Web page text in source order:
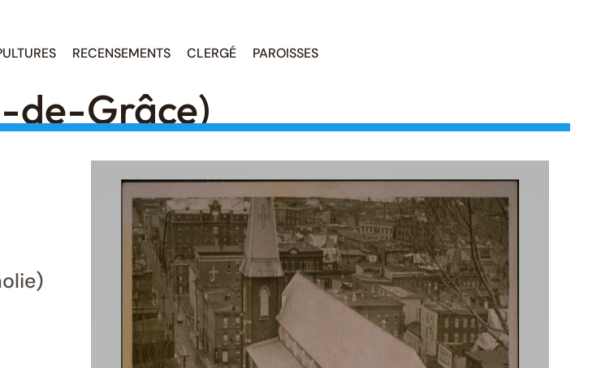
RECENSEMENTS CLERGÉ PAROISSES
de-Grâce)